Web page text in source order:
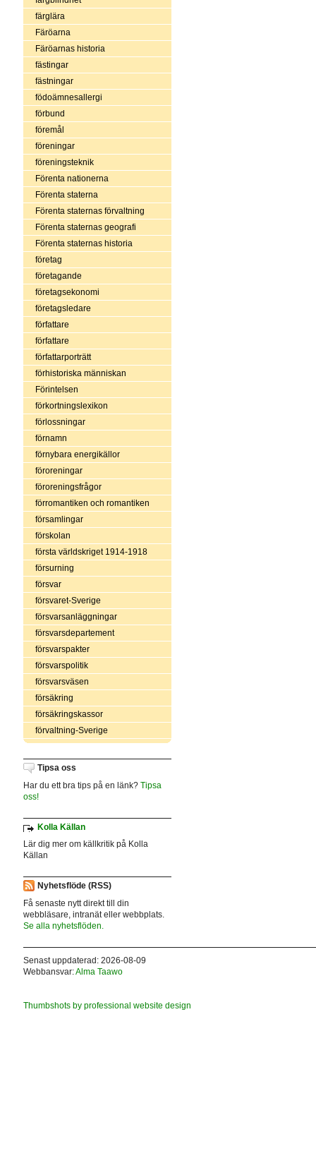
färglära
Färöarna
Färöarnas historia
fästingar
fästningar
födoämnesallergi
förbund
föremål
föreningar
föreningsteknik
Förenta nationerna
Förenta staterna
Förenta staternas förvaltning
Förenta staternas geografi
Förenta staternas historia
företag
företagande
företagsekonomi
företagsledare
författare
författare
författarporträtt
förhistoriska människan
Förintelsen
förkortningslexikon
förlossningar
förnamn
förnybara energikällor
föroreningar
föroreningsfrågor
förromantiken och romantiken
församlingar
förskolan
första världskriget 1914-1918
försurning
försvar
försvaret-Sverige
försvarsanläggningar
försvarsdepartement
försvarspakter
försvarspolitik
försvarsväsen
försäkring
försäkringskassor
förvaltning-Sverige
Tipsa oss
Har du ett bra tips på en länk? Tipsa
oss!
Kolla Källan
Lär dig mer om källkritik på Kolla
Källan
Nyhetsflöde (RSS)
Få senaste nytt direkt till din
webbläsare, intranät eller webbplats.
Se alla nyhetsflöden.
Senast uppdaterad: 2026-08-09
Webbansvar:Alma Taawo
Thumbshots by professional website design